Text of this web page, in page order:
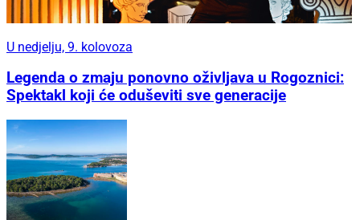
U nedjelju, 9. kolovoza
Legenda o zmaju ponovno oživljava u Rogoznici:
Spektakl koji će oduševiti sve generacije